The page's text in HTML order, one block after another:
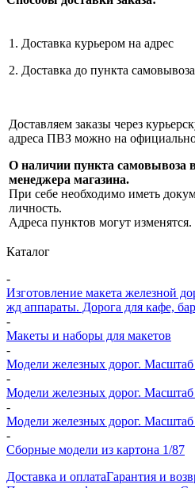
1. Доставка курьером на адрес
2. Доставка до пункта самовывоза
Доставляем заказы через
адреса ПВЗ можно на
О наличии пункта самовывоза
менеджера магазина.
При себе необходимо иметь
личность.
Адреса пунктов могут изменятся.
Каталог
-
Изготовление макета железной
жд аппараты. Дорога для кафе,
-
Макеты и наборы для макетов
-
Модели железных дорог.
-
Модели железных дорог.
-
Модели железных дорог.
-
Сборные модели из картона 1/87
Доставка и оплатаГарантия и